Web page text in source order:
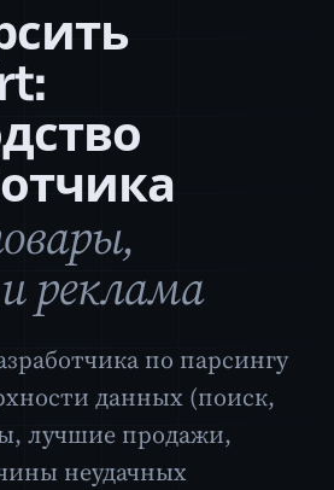
реклама
по парсингу
данных (поиск,
лучшие продажи,
неудачных